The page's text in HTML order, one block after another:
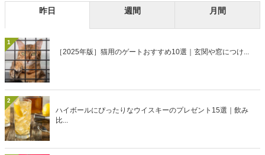
昨日 週間 月間
1
［2025年版］猫用のゲートおすすめ10選｜玄関や窓につけ...
2
ハイボールにぴったりなウイスキーのプレゼント15選｜飲み
比...